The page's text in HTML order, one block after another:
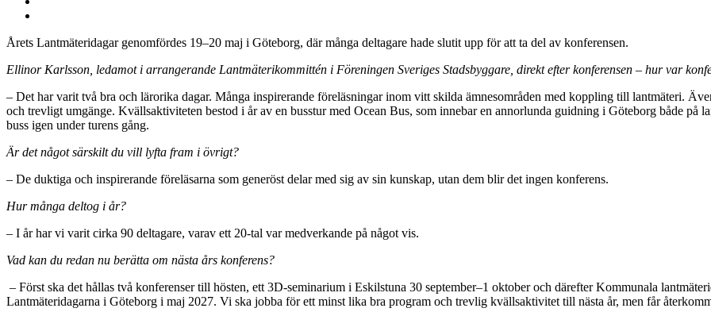
Årets Lantmäteridagar genomfördes 19–20 maj i Göteborg, där många deltagare hade slutit upp för att ta del av konferensen.
Ellinor Karlsson, ledamot i arrangerande Lantmäterikommittén i Föreningen Sveriges Stadsbyggare, direkt efter konferensen – hur var
– Det har varit två bra och lärorika dagar. Många inspirerande föreläsningar inom vitt skilda ämnesområden med koppling till lantmäteri.
och trevligt umgänge. Kvällsaktiviteten bestod i år av en busstur med Ocean Bus, som innebar en annorlunda guidning i Göteborg både på
buss igen under turens gång.
Är det något särskilt du vill lyfta fram i övrigt?
– De duktiga och inspirerande föreläsarna som generöst delar med sig av sin kunskap, utan dem blir det ingen konferens.
Hur många deltog i år?
– I år har vi varit cirka 90 deltagare, varav ett 20-tal var medverkande på något vis.
Vad kan du redan nu berätta om nästa års konferens?
– Först ska det hållas två konferenser till hösten, ett 3D-seminarium i Eskilstuna 30 september–1 oktober och därefter Kommunala
Lantmäteridagarna i Göteborg i maj 2027. Vi ska jobba för ett minst lika bra program och trevlig kvällsaktivitet till nästa år, men får